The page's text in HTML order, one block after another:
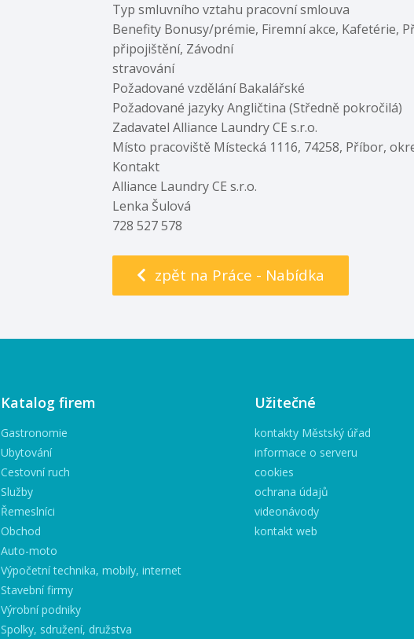
Typ smluvního vztahu pracovní smlouva
Benefity Bonusy/prémie, Firemní akce, Kafetérie,
připojištění, Závodní
stravování
Požadované vzdělání Bakalářské
Požadované jazyky Angličtina (Středně pokročilá)
Zadavatel Alliance Laundry CE s.r.o.
Místo pracoviště Místecká 1116, 74258, Příbor,
Kontakt
Alliance Laundry CE s.r.o.
Lenka Šulová
728 527 578
zpět na Práce - Nabídka
Katalog firem
Gastronomie
Ubytování
Cestovní ruch
Služby
Řemeslníci
Obchod
Auto-moto
Výpočetní technika, mobily, internet
Stavební firmy
Výrobní podniky
Spolky, sdružení, družstva
Užitečné
kontakty Městský úřad
informace o serveru
cookies
ochrana údajů
videonávody
kontakt web